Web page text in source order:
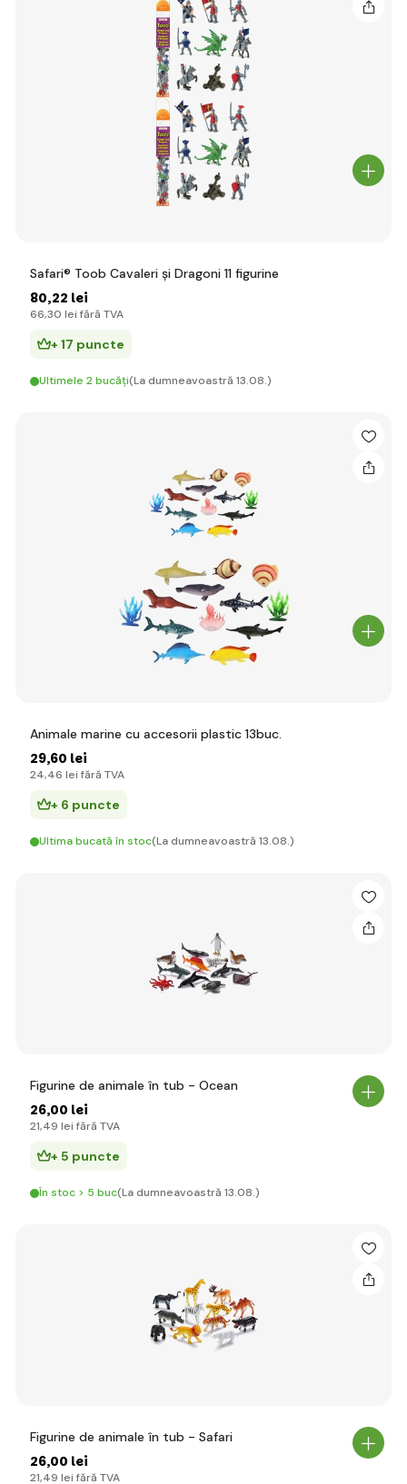
Safari® Toob Cavaleri și Dragoni 11 figurine
80,22 lei
66,30 lei fără TVA
+ 17 puncte
Ultimele 2 bucăți(La dumneavoastră 13.08.)
Animale marine cu accesorii plastic 13buc.
29,60 lei
24,46 lei fără TVA
+ 6 puncte
Ultima bucată în stoc(La dumneavoastră 13.08.)
Figurine de animale în tub - Ocean
26,00 lei
21,49 lei fără TVA
+ 5 puncte
În stoc > 5 buc(La dumneavoastră 13.08.)
Figurine de animale în tub - Safari
26,00 lei
21,49 lei fără TVA